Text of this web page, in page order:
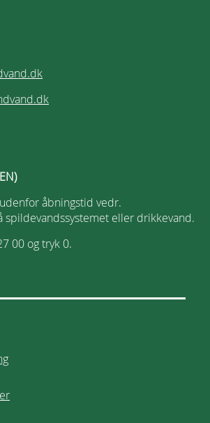
åbningstid vedr.
eller drikkevand.
00 og tryk 0.